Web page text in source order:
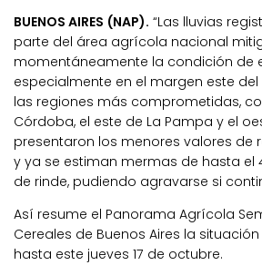
BUENOS AIRES (NAP). “Las lluvias
parte del área agrícola nacional
momentáneamente la condición de
especialmente en el margen este
las regiones más comprometidas,
Córdoba, el este de La Pampa y el
presentaron los menores valores de
y ya se estiman mermas de hasta el
de rinde, pudiendo agravarse si
Así resume el Panorama Agrícola
Cereales de Buenos Aires la
hasta este jueves 17 de octubre.